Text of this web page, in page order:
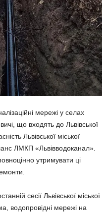
мережі у селах
що входять до Львівської
Львівської міської
ЛМКП «Львівводоканал».
утримувати ці
сесії Львівської міської
водопровідні мережі на